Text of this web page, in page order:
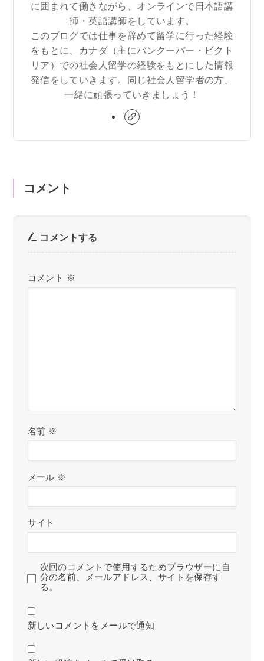
に囲まれて働きながら、オンラインで日本語講
師・英語講師をしています。
このブログでは仕事を辞めて留学に行った経験
をもとに、カナダ（主にバンクーバー・ビクト
リア）での社会人留学の経験をもとにした情報
発信をしていきます。同じ社会人留学者の方、
一緒に頑張っていきましょう！
コメント
コメントする
コメント ※
名前 ※
メール ※
サイト
次回のコメントで使用するためブラウザーに自
分の名前、メールアドレス、サイトを保存す
る。
新しいコメントをメールで通知